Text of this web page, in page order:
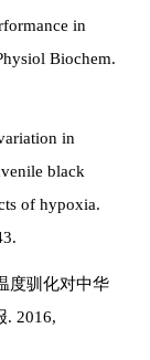
in
Biochem.
in
black
of hypoxia.
度驯化对中华
. 2016,